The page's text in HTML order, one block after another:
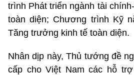
trình Phát triển ngành tài
toàn diện; Chương trình Kỹ
Tăng trưởng kinh tế toàn diện.
Nhân dịp này, Thủ tướng đề
cấp cho Việt Nam các hỗ